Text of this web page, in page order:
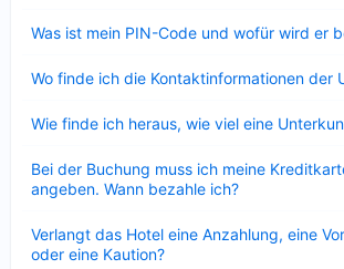
Was ist mein PIN-Code und wofür wird er
Wo finde ich die Kontaktinformationen der
Wie finde ich heraus, wie viel eine
Bei der Buchung muss ich meine
angeben. Wann bezahle ich?
Verlangt das Hotel eine Anzahlung, eine
oder eine Kaution?